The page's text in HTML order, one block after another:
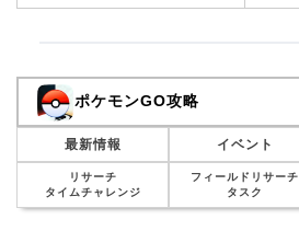
ポケモンGO攻略
最新情報 イベント
リサーチ
タイムチャレンジ
フィールドリサーチ
タスク